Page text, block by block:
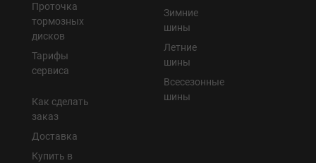
Проточка
тормозных
дисков
Тарифы
сервиса
Как сделать
заказ
Доставка
Купить в
Зимние
шины
Летние
шины
Всесезонные
шины